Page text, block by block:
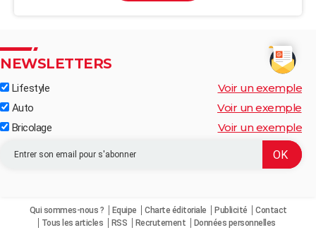
NEWSLETTERS
Lifestyle Voir un exemple
Auto Voir un exemple
Bricolage Voir un exemple
Qui sommes-nous ? Equipe Charte éditoriale Publicité
Contact
Tous les articles
RSS Recrutement Données personnelles